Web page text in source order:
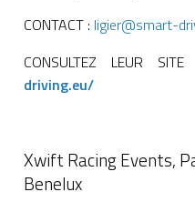
CONTACT : ligier@smart-
CONSULTEZ LEUR
driving.eu/
Xwift Racing Events,
Benelux